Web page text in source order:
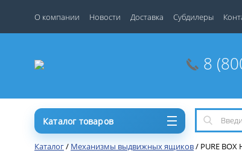
О компании Новости Доставка Субдилеры
8
Каталог товаров
Каталог/ Механизмы выдвижных ящиков/ PURE BOX